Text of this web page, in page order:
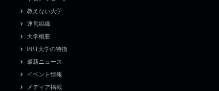
教えない大学
運営組織
大学概要
BBT大学の特徴
最新ニュース
イベント情報
メディア掲載